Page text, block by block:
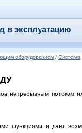
в эксплуатацию
оборудованием / Система
непрерывным потоком
функциями и дает